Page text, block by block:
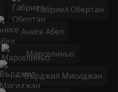
Габриел Обертан
Анисе Абел
Марселиньо
Върджил Мисиджан